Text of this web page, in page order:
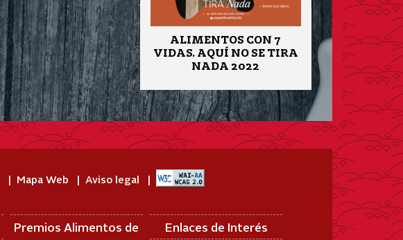
ALIMENTOS CON 7
VIDAS. AQUÍ NO SE TIRA
NADA 2022
Mapa Web Aviso legal
Premios Alimentos de
Enlaces de Interés